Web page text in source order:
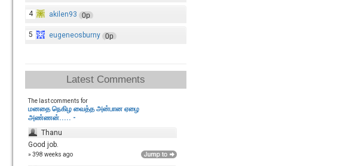
4 akilen93 0p
5 eugeneosburny 0p
Latest Comments
The last comments for
மனதை நெகிழ வைத்த அன்பான ஏழை
அண்ணன்..... -
Thanu
Good job.
» 398 weeks ago